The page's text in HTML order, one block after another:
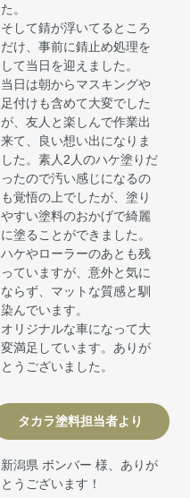
た。
そして錆が浮いてるところ
だけ、事前に錆止め処理を
して当日を迎えました。
当日は朝からマスキングや
足付けも含めて大変でした
が、友人と楽しんで作業出
来て、良い想い出になりま
した。素人2人のハケ塗りだ
ったので汚い感じになるの
も覚悟の上でしたが、塗り
やすい塗料のおかげで綺麗
に塗ることができました。
ハケやローラーのあとも残
っていますが、意外と気に
ならず、マットな質感と馴
染んでいます。
オリジナルな車になって大
変満足しています。ありが
とうございました。
タカラ塗料担当者より
新潟県 ボンバー 様、ありが
とうございます！